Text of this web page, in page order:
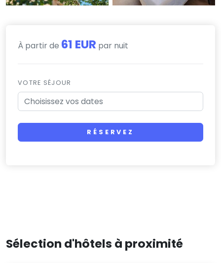
À partir de 61 EUR par nuit
VOTRE SÉJOUR
RÉSERVEZ
Sélection d'hôtels à proximité